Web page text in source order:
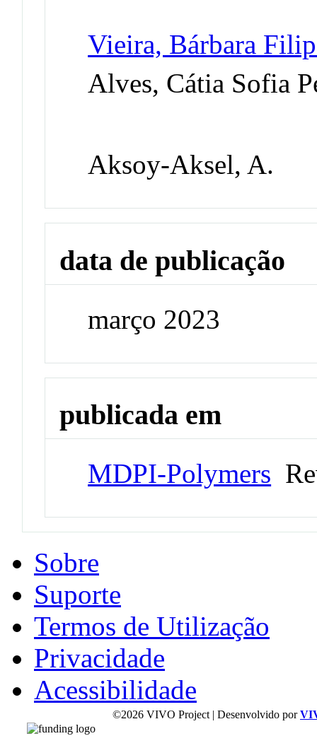
Vieira, Bárbara
Alves, Cátia Sofia
Aksoy-Aksel, A.
data de publicação
março 2023
publicada em
MDPI-Polymers
Sobre
Suporte
Termos de Utilização
Privacidade
Acessibilidade
©2026 VIVO Project | Desenvolvido por